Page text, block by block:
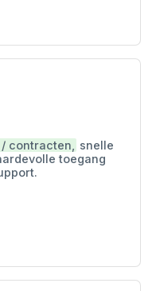
/ contracten, snelle
toegang